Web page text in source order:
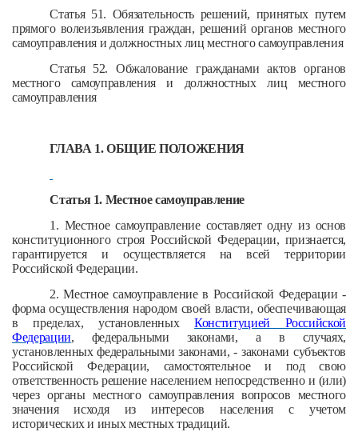
Статья 51. Обязательность решений, принятых путем
прямого волеизъявления граждан, решений органов местного
самоуправления и должностных лиц местного самоуправления
Статья 52. Обжалование гражданами актов органов
местного самоуправления и должностных лиц местного
самоуправления
ГЛАВА 1. ОБЩИЕ ПОЛОЖЕНИЯ
Статья 1. Местное самоуправление
1. Местное самоуправление составляет одну из основ
конституционного строя Российской Федерации, признается,
гарантируется и осуществляется на всей территории
Российской Федерации.
2. Местное самоуправление в Российской Федерации -
форма осуществления народом своей власти, обеспечивающая
в пределах, установленныхКонституцией Российской
Федерации, федеральными законами, а в случаях,
установленных федеральными законами, - законами субъектов
Российской Федерации, самостоятельное и под свою
ответственность решение населением непосредственно и (или)
через органы местного самоуправления вопросов местного
значения исходя из интересов населения с учетом
исторических и иных местных традиций.